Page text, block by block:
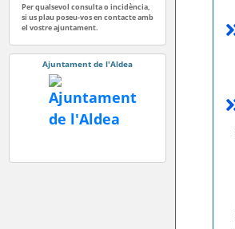
Per qualsevol consulta o incidència,
si us plau poseu-vos en contacte amb
el vostre ajuntament.
Ajuntament de l'Aldea